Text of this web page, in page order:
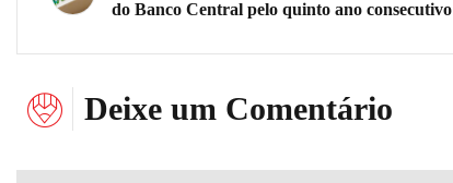
do Banco Central pelo quinto ano consecutivo
Deixe um Comentário